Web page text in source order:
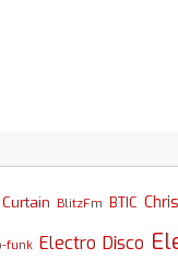
BlitzFm BTIC
funk Electro Disco